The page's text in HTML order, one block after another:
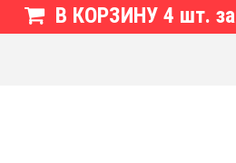
В КОРЗИНУ 4 шт. за